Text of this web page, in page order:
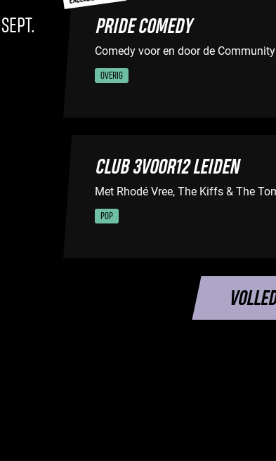
PRIDE COMEDY
Comedy voor en door de
OVERIG
CLUB 3VOOR12 LEIDEN
Met Rhodé Vree, The Kiffs & The
POP